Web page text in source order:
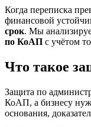
Когда переписка
финансовой
срок. Мы
по КоАП с учётом
Что такое
Защита по
КоАП, а бизнесу
основания,